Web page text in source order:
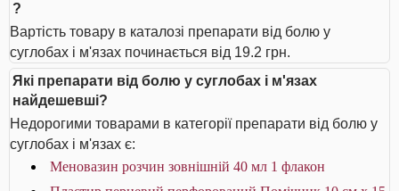
?
Вартість товару в каталозі препарати від болю у
суглобах і м'язах починається від 19.2 грн.
Які препарати від болю у суглобах і м'язах
найдешевші?
Недорогими товарами в категорії препарати від болю у
суглобах і м'язах є:
Меновазин розчин зовнішній 40 мл 1 флакон